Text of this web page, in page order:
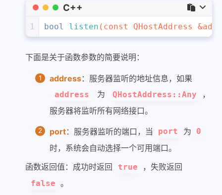
C++
1 bool listen ( const QHostAddress
下面是关于函数参数的简要说明：
address：服务器监听的地址信息，如果
address 为 QHostAddress::Any
，
服务器将监听所有网络接口。
port：服务器监听的端口，当 port 为 0
时，系统会自动选择一个可用端口。
函数返回值：成功时返回
true ，失败返回
false 。